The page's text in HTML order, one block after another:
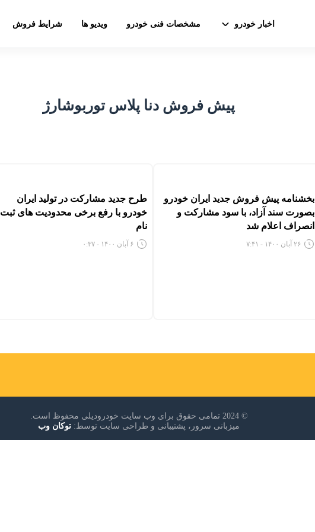
اخبار خودرو مشخصات فنی خودرو ویدیو ها شرایط فروش
پیش فروش دنا پلاس توربوشارژ
بخشنامه پیش فروش جدید ایران خودرو
بصورت سند آزاد، با سود مشارکت و
انصراف اعلام شد
۲۶ آبان ۱۴۰۰ - ۷:۴۱
طرح جدید مشارکت در تولید ایران
خودرو با رفع برخی محدودیت های ثبت
نام
۶ آبان ۱۴۰۰ - ۰:۳۷
© 2024 تمامی حقوق برای وب سایت خودرودیلی محفوظ است.
میزبانی سرور، پشتیبانی و طراحی سایت توسط: توکان وب